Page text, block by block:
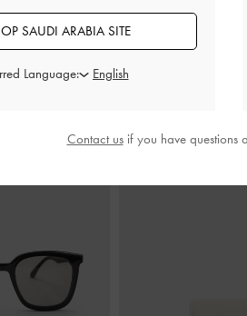
SAUDI ARABIA SITE
Language:
Contact usif you have questions